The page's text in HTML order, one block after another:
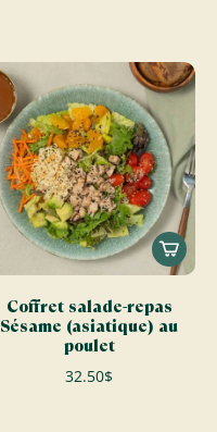
Coffret salade-repas
Sésame (asiatique) au
poulet
32.50$